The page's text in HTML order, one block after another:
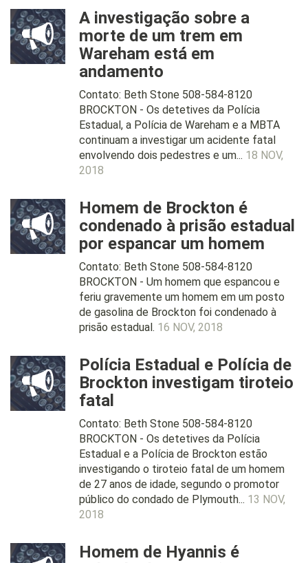
A investigação sobre a
morte de um trem em
Wareham está em
andamento
Contato: Beth Stone 508-584-8120
BROCKTON - Os detetives da Polícia
Estadual, a Polícia de Wareham e a MBTA
continuam a investigar um acidente fatal
envolvendo dois pedestres e um... 18 NOV,
2018
Homem de Brockton é
condenado à prisão estadual
por espancar um homem
Contato: Beth Stone 508-584-8120
BROCKTON - Um homem que espancou e
feriu gravemente um homem em um posto
de gasolina de Brockton foi condenado à
prisão estadual. 16 NOV, 2018
Polícia Estadual e Polícia de
Brockton investigam tiroteio
fatal
Contato: Beth Stone 508-584-8120
BROCKTON - Os detetives da Polícia
Estadual e a Polícia de Brockton estão
investigando o tiroteio fatal de um homem
de 27 anos de idade, segundo o promotor
público do condado de Plymouth... 13 NOV,
2018
Homem de Hyannis é